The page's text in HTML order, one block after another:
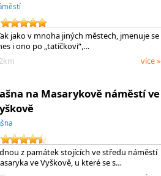
jako v mnoha jiných městech, jmenuje se
i ono po „tatíčkovi“,…
více »
na Masarykově náměstí ve
z památek stojících ve středu náměstí
ve Vyškově, u které se s…